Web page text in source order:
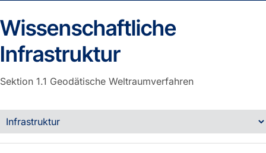
Wissenschaftliche
Infrastruktur
Sektion 1.1 Geodätische Weltraumverfahren